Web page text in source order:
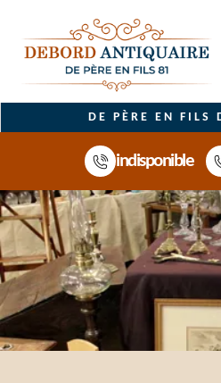
DE PÈRE EN FILS
indisponible